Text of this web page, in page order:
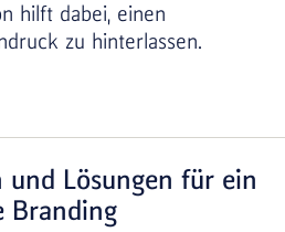
hilft dabei, einen
zu hinterlassen.
und Lösungen für ein
Branding